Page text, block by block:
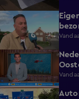
2:14
0:34
0:39